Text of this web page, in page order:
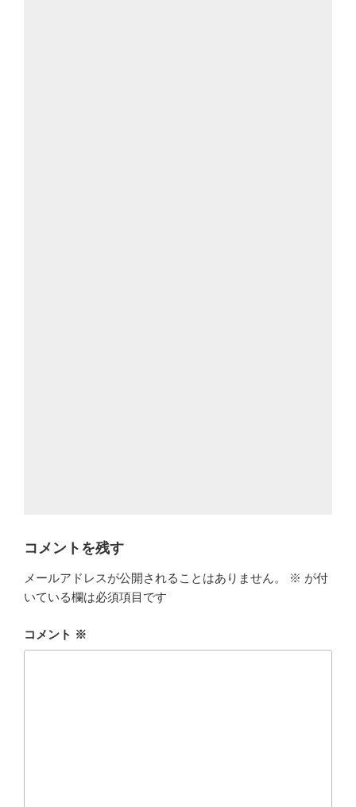
コメントを残す
メールアドレスが公開されることはありません。 ※ が付
いている欄は必須項目です
コメント ※